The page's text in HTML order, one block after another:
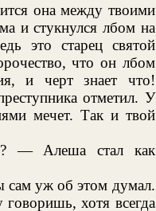
она между твоими
и стукнулся лбом на
это старец святой
что он лбом
и черт знает что!
отметил. У
мечет. Так и твой
— Алеша стал как
сам уж об этом думал.
хотя всегда